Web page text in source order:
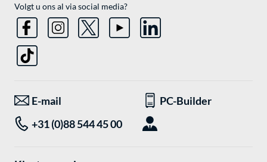
Volgt u ons al via social media?
E-mail
PC-Builder
+31 (0)88 544 45 00